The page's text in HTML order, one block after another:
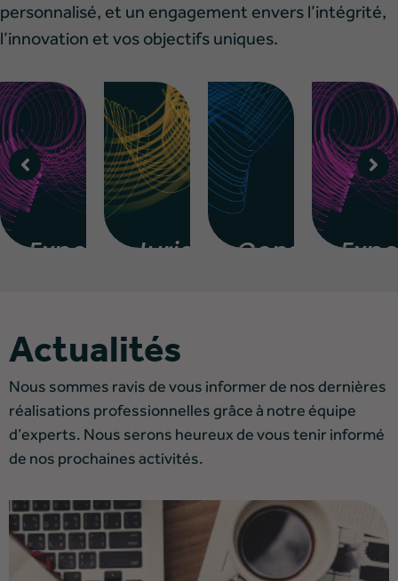
personnalisé, et un engagement envers l’intégrité,
l’innovation et vos objectifs uniques.
JuridiqueConseil Expertise
Actualités
Nous sommes ravis de vous informer de nos dernières
réalisations professionnelles grâce à notre équipe
d’experts. Nous serons heureux de vous tenir informé
de nos prochaines activités.